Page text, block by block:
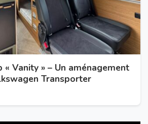
Vanity » – Un aménagement
Transporter